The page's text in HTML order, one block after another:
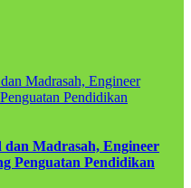
Madrasah, Engineer
Penguatan Pendidikan